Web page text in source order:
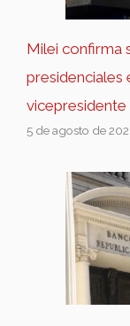
Milei confirma
presidenciales
5 de agosto de